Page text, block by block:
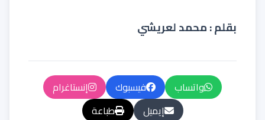
بقلم : محمد لعريشي
واتساب فيسبوك
إنستاغرام
إيميل
طباعة